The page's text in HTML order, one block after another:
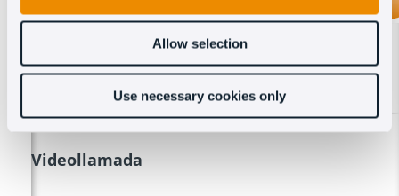
Allow selection
Use necessary cookies only
Covisor
Videollamada